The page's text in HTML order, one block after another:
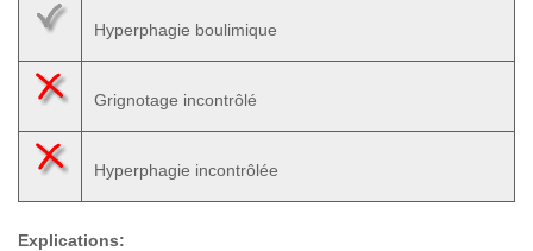
Hyperphagie boulimique
Grignotage incontrôlé
Hyperphagie incontrôlée
Explications: